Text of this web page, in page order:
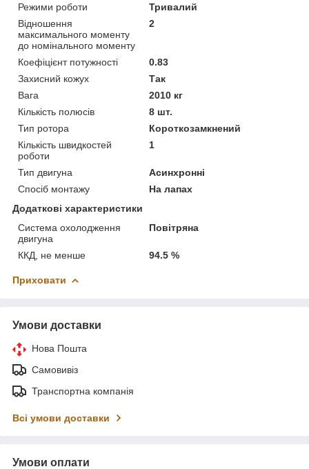
Режими роботи
Тривалий
Відношення
максимального моменту
до номінального моменту
2
Коефіцієнт потужності
0.83
Захисний кожух
Так
Вага
2010 кг
Кількість полюсів
8 шт.
Тип ротора
Короткозамкнений
Кількість швидкостей
роботи
1
Тип двигуна
Асинхронні
Спосіб монтажу
На лапах
Додаткові характеристики
Система охолодження
двигуна
Повітряна
ККД, не менше 94.5 %
Приховати
Умови доставки
Нова Пошта
Самовивіз
Транспортна компанія
Всі умови доставки
Умови оплати